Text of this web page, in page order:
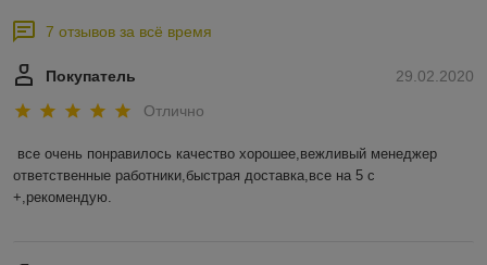
7 отзывов за всё время
29.02.2020
Покупатель
Отлично
все очень понравилось качество хорошее,вежливый менеджер
ответственные работники,быстрая доставка,все на 5 с
+,рекомендую.